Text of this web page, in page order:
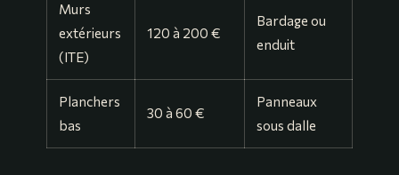
Murs
extérieurs
(ITE)
120 à 200 €
Bardage ou
enduit
Planchers
bas
30 à 60 €
Panneaux
sous dalle